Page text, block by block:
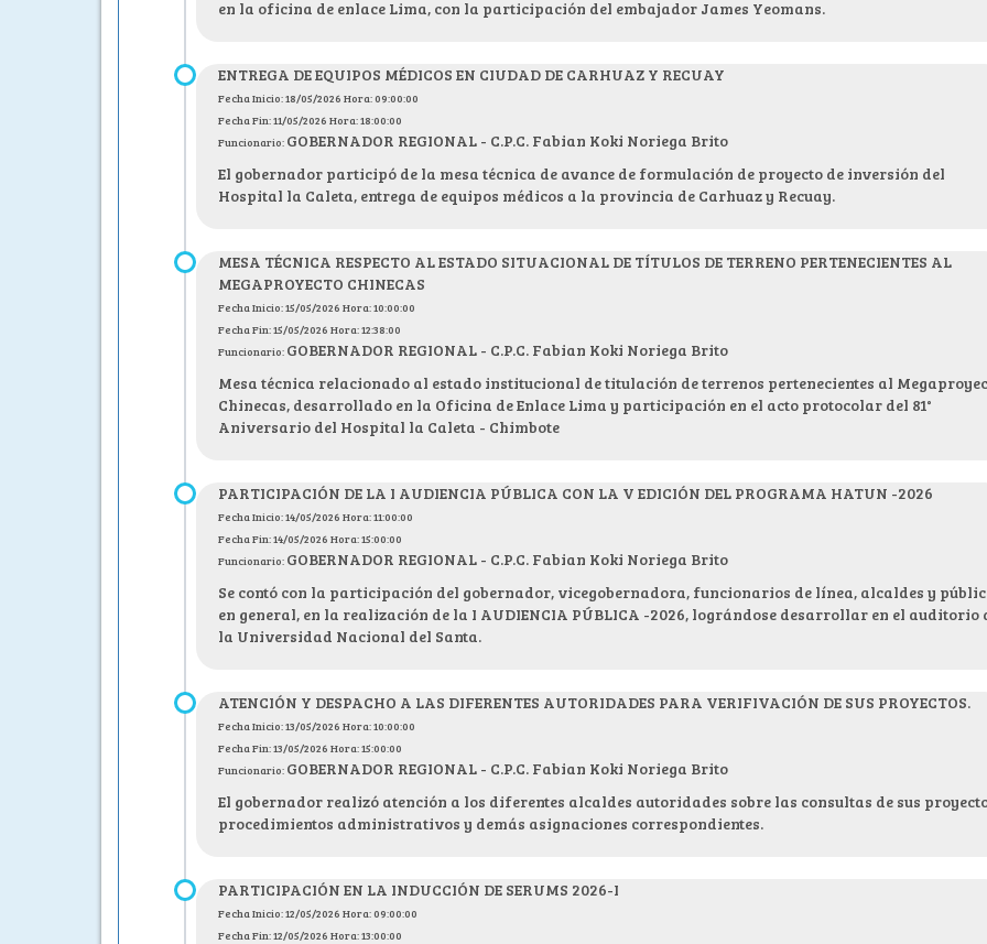
en la oficina de enlace Lima, con la participación del embajador James Yeomans.
ENTREGA DE EQUIPOS MÉDICOS EN CIUDAD DE CARHUAZ Y RECUAY
Fecha Inicio: 18/05/2026 Hora: 09:00:00
Fecha Fin: 11/05/2026 Hora: 18:00:00
Funcionario: GOBERNADOR REGIONAL - C.P.C. Fabian Koki Noriega Brito
El gobernador participó de la mesa técnica de avance de formulación de proyecto de inversión del
Hospital la Caleta, entrega de equipos médicos a la provincia de Carhuaz y Recuay.
MESA TÉCNICA RESPECTO AL ESTADO SITUACIONAL DE TÍTULOS DE TERRENO PERTENECIENTES AL
MEGAPROYECTO CHINECAS
Fecha Inicio: 15/05/2026 Hora: 10:00:00
Fecha Fin: 15/05/2026 Hora: 12:38:00
Funcionario: GOBERNADOR REGIONAL - C.P.C. Fabian Koki Noriega Brito
Mesa técnica relacionado al estado institucional de titulación de terrenos pertenecientes al
Chinecas, desarrollado en la Oficina de Enlace Lima y participación en el acto protocolar del 81°
Aniversario del Hospital la Caleta - Chimbote
PARTICIPACIÓN DE LA I AUDIENCIA PÚBLICA CON LA V EDICIÓN DEL PROGRAMA HATUN -2026
Fecha Inicio: 14/05/2026 Hora: 11:00:00
Fecha Fin: 14/05/2026 Hora: 15:00:00
Funcionario: GOBERNADOR REGIONAL - C.P.C. Fabian Koki Noriega Brito
Se contó con la participación del gobernador, vicegobernadora, funcionarios de línea, alcaldes y
en general, en la realización de la I AUDIENCIA PÚBLICA -2026, lográndose desarrollar en el auditorio
la Universidad Nacional del Santa.
ATENCIÓN Y DESPACHO A LAS DIFERENTES AUTORIDADES PARA VERIFIVACIÓN DE SUS PROYECTOS.
Fecha Inicio: 13/05/2026 Hora: 10:00:00
Fecha Fin: 13/05/2026 Hora: 15:00:00
Funcionario: GOBERNADOR REGIONAL - C.P.C. Fabian Koki Noriega Brito
El gobernador realizó atención a los diferentes alcaldes autoridades sobre las consultas de sus
procedimientos administrativos y demás asignaciones correspondientes.
PARTICIPACIÓN EN LA INDUCCIÓN DE SERUMS 2026-I
Fecha Inicio: 12/05/2026 Hora: 09:00:00
Fecha Fin: 12/05/2026 Hora: 13:00:00